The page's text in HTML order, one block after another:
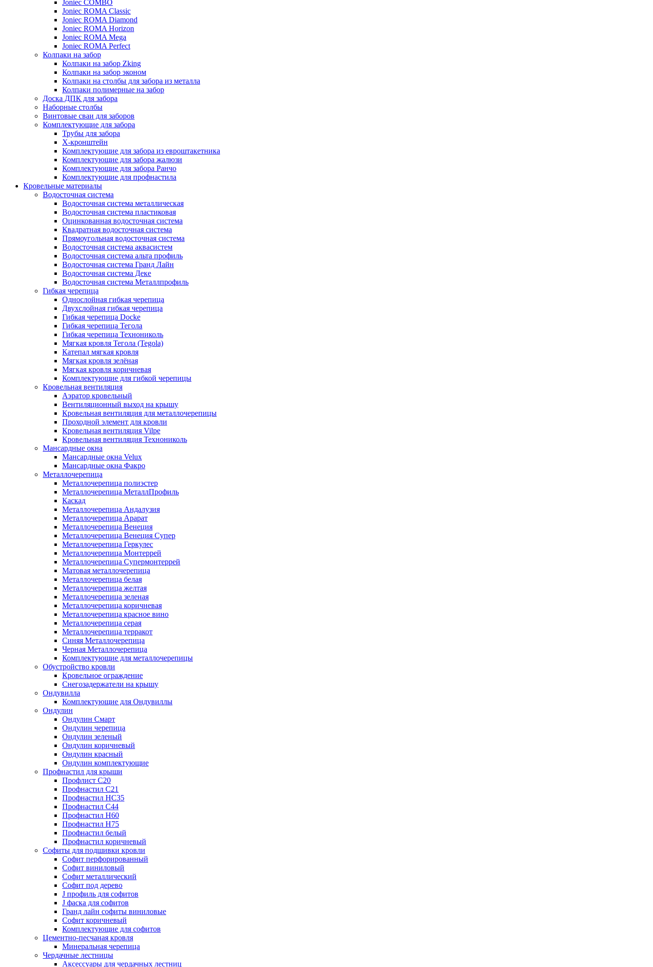
Joniec COMBO
Joniec ROMA Classic
Joniec ROMA Diamond
Joniec ROMA Horizon
Joniec ROMA Mega
Joniec ROMA Perfect
Колпаки на забор
Колпаки на забор Zking
Колпаки на забор эконом
Колпаки на столбы для забора из металла
Колпаки полимерные на забор
Доска ДПК для забора
Наборные столбы
Винтовые сваи для заборов
Комплектующие для забора
Трубы для забора
Х-кронштейн
Комплектующие для забора из евроштакетника
Комплектующие для забора жалюзи
Комплектующие для забора Ранчо
Комплектующие для профнастила
Кровельные материалы
Водосточная система
Водосточная система металлическая
Водосточная система пластиковая
Оцинкованная водосточная система
Квадратная водосточная система
Прямоугольная водосточная система
Водосточная система аквасистем
Водосточная система альта профиль
Водосточная система Гранд Лайн
Водосточная система Деке
Водосточная система Металлпрофиль
Гибкая черепица
Однослойная гибкая черепица
Двухслойная гибкая черепица
Гибкая черепица Docke
Гибкая черепица Тегола
Гибкая черепица Технониколь
Мягкая кровля Тегола (Tegola)
Катепал мягкая кровля
Мягкая кровля зелёная
Мягкая кровля коричневая
Комплектующие для гибкой черепицы
Кровельная вентиляция
Аэратор кровельный
Вентиляционный выход на крышу
Кровельная вентиляция для металлочерепицы
Проходной элемент для кровли
Кровельная вентиляция Vilpe
Кровельная вентиляция Технониколь
Мансардные окна
Мансардные окна Velux
Мансардные окна Факро
Металлочерепица
Металлочерепица полиэстер
Металлочерепица МеталлПрофиль
Каскад
Металлочерепица Андалузия
Металлочерепица Арарат
Металлочерепица Венеция
Металлочерепица Венеция Супер
Металлочерепица Геркулес
Металлочерепица Монтеррей
Металлочерепица Супермонтеррей
Матовая металлочерепица
Металлочерепица белая
Металлочерепица желтая
Металлочерепица зеленая
Металлочерепица коричневая
Металлочерепица красное вино
Металлочерепица серая
Металлочерепица терракот
Синяя Металлочерепица
Черная Металлочерепица
Комплектующие для металлочерепицы
Обустройство кровли
Кровельное ограждение
Снегозадержатели на крышу
Ондувилла
Комплектующие для Ондувиллы
Ондулин
Ондулин Смарт
Ондулин черепица
Ондулин зеленый
Ондулин коричневый
Ондулин красный
Ондулин комплектующие
Профнастил для крыши
Профлист С20
Профнастил С21
Профнастил НС35
Профнастил С44
Профнастил Н60
Профнастил Н75
Профнастил белый
Профнастил коричневый
Софиты для подшивки кровли
Cофит перфорированный
Софит виниловый
Софит металлический
Софит под дерево
J профиль для софитов
J фаска для софитов
Гранд лайн софиты виниловые
Софит коричневый
Комплектующие для софитов
Цементно-песчаная кровля
Минеральная черепица
Чердачные лестницы
Аксессуары для чердачных лестниц